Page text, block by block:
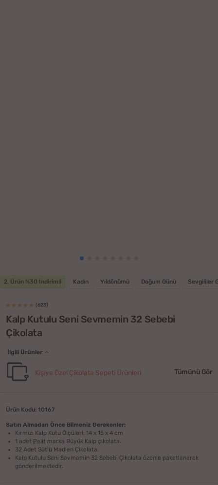
2. Ürün %30 İndirimli Kadın Yıldönümü Doğum Günü Sevgililer
(623)
Kalp Kutulu Seni Sevmemin 32 Sebebi
Çikolata
İlgili Ürünler
Kişiye Özel Çikolata Sepeti Ürünleri Tümünü Gör
Ürün Kodu: 10167
Satın Almadan Önce Bilmeniz Gerekenler:
Kırmızı Kalp Kutu Ölçüleri: 14 x 15 x 4 cm
1 adet Pelit marka Büyük Kalp çikolata.
32 Adet Sütlü Madlen Çikolata.
Kalp Kutulu Seni Sevmemin 32 Sebebi Çikolata özenle paketlenerek
gönderilmektedir.